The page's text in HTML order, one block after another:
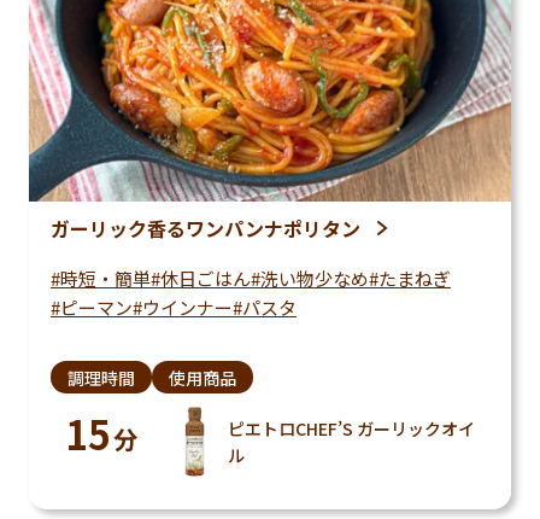
ガーリック香るワンパンナポリタン
時短・簡単 休日ごはん 洗い物少なめ たまねぎ
ピーマン ウインナー パスタ
調理時間
15分
使用商品
ピエトロCHEF’S ガーリックオイ
ル